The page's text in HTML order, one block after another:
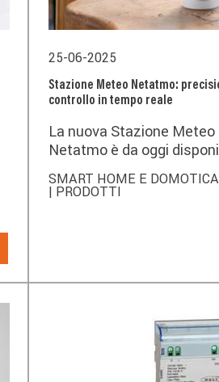
25-06-2025
Stazione Meteo Netatmo:
controllo in tempo reale
La nuova Stazione
Netatmo è da oggi
integra sensori ad alta
ideale per chi desidera
meteo in azioni concrete
l’efficienza domestica.
SMART HOME E DOMOTICA
| PRODOTTI